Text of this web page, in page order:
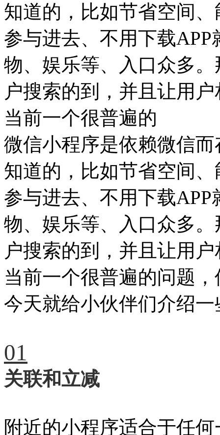
知道的，比如节省空间
参与进去、不用下载
物、娱乐等、入口众多
户搜索的到，并且让用
当前一个很普遍的
微信小程序是依赖微信
知道的，比如节省空间
参与进去、不用下载
物、娱乐等、入口众多
户搜索的到，并且让用
当前一个很普遍的问题
今天就给小伙伴们介绍
01
关联和立减
附近的小程序适合于任